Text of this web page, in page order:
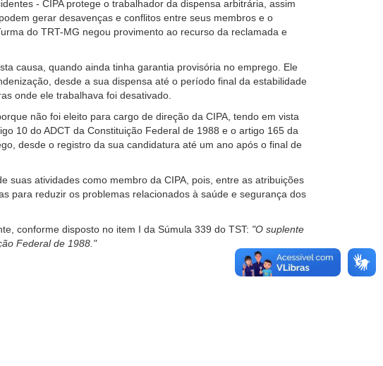
- CIPA protege o trabalhador da dispensa arbitrária, assim
gerar desavenças e conflitos entre seus membros e o
do TRT-MG negou provimento ao recurso da reclamada e
causa, quando ainda tinha garantia provisória no emprego. Ele
desde a sua dispensa até o período final da estabilidade
onde ele trabalhava foi desativado.
não foi eleito para cargo de direção da CIPA, tendo em vista
10 do ADCT da Constituição Federal de 1988 e o artigo 165 da
desde o registro da sua candidatura até um ano após o final de
suas atividades como membro da CIPA, pois, entre as atribuições
para reduzir os problemas relacionados à saúde e segurança dos
conforme disposto no item I da Súmula 339 do TST: "O suplente
Federal de 1988."